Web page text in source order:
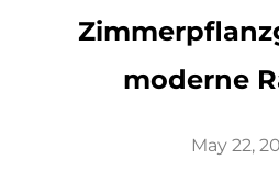
moderne
May 22,